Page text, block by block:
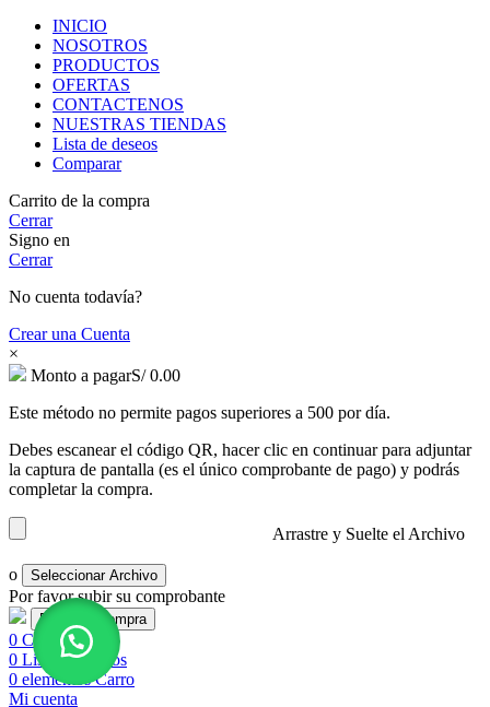
INICIO
NOSOTROS
PRODUCTOS
OFERTAS
CONTACTENOS
NUESTRAS TIENDAS
Lista de deseos
Comparar
Carrito de la compra
Cerrar
Signo en
Cerrar
No cuenta todavía?
Crear una Cuenta
×
Monto a pagarS/0.00
Este método no permite pagos superiores a 500 por día.
Debes escanear el código QR, hacer clic en continuar para adjuntar
la captura de pantalla (es el único comprobante de pago) y podrás
completar la compra.
Arrastre y Suelte el Archivo
o Seleccionar Archivo
Por favor subir su comprobante
0 Comparar
0 Lista de deseos
0 elementos Carro
Mi cuenta